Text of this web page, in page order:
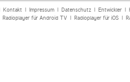
Kontakt| Impressum| Datenschutz| Entwickler|
Radioplayer für Android TV| Radioplayer für iOS|